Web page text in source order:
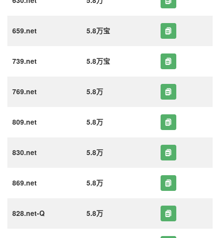
659.net 5.8万宝
739.net 5.8万宝
769.net 5.8万
809.net 5.8万
830.net 5.8万
869.net 5.8万
828.net-Q 5.8万